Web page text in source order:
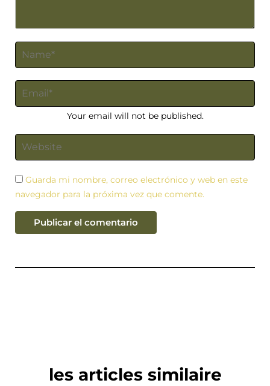
Your email will not be published.
Guarda mi nombre, correo electrónico y web en este
navegador para la próxima vez que comente.
les articles similaire